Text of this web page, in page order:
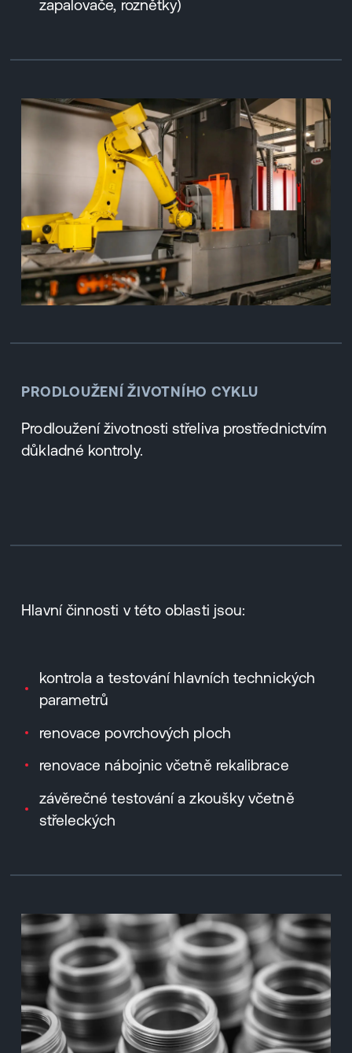
zapalovače, roznětky)
PRODLOUŽENÍ ŽIVOTNÍHO CYKLU
Prodloužení životnosti střeliva prostřednictvím
důkladné kontroly.
Hlavní činnosti v této oblasti jsou:
kontrola a testování hlavních technických
parametrů
renovace povrchových ploch
renovace nábojnic včetně rekalibrace
závěrečné testování a zkoušky včetně
střeleckých